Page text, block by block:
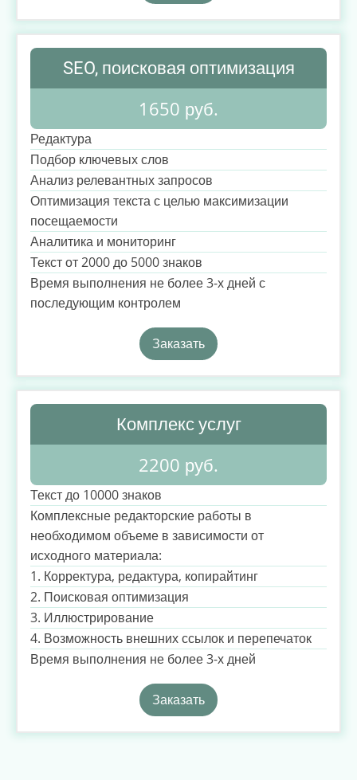
SEO, поисковая оптимизация
1650 руб.
Редактура
Подбор ключевых слов
Анализ релевантных запросов
Оптимизация текста с целью максимизации
посещаемости
Аналитика и мониторинг
Текст от 2000 до 5000 знаков
Время выполнения не более 3-х дней с
последующим контролем
Заказать
Комплекс услуг
2200 руб.
Текст до 10000 знаков
Комплексные редакторские работы в
необходимом объеме в зависимости от
исходного материала:
1. Корректура, редактура, копирайтинг
2. Поисковая оптимизация
3. Иллюстрирование
4. Возможность внешних ссылок и перепечаток
Время выполнения не более 3-х дней
Заказать